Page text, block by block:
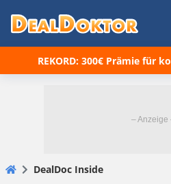
REKORD: 300€ Prämie für
DealDoc Inside